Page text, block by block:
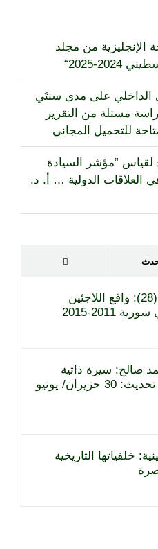
الإنجليزية من مجلد
2025“
الداخلي على مدى سنتَي
2024-2025 … دراسة مستلة من التقرير
للتحميل المجاني
لقياس ”مؤشر السيادة
العلاقات الدولية … أ. د.
تقرير معلومات (28): واقع اللاجئين
2011-2015
صالح: سيرة ذاتية
(مختصرة) (آخر تحديث: 30 حزيران/ يونيو
خلفياتها التاريخية